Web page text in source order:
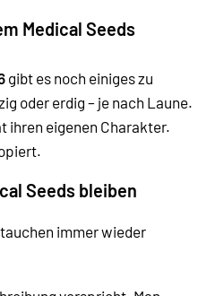
Medical Seeds
gibt es noch einiges zu
oder erdig – je nach Laune.
ihren eigenen Charakter.
Seeds bleiben
immer wieder